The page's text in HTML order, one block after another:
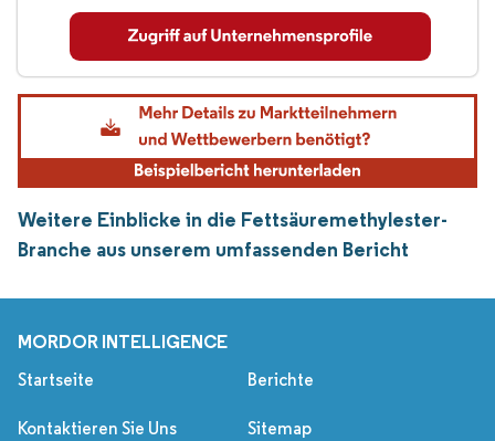
Weitere Einblicke in die Fettsäuremethylester-
Branche aus unserem umfassenden Bericht
MORDOR INTELLIGENCE
Startseite Berichte
Kontaktieren Sie Uns Sitemap